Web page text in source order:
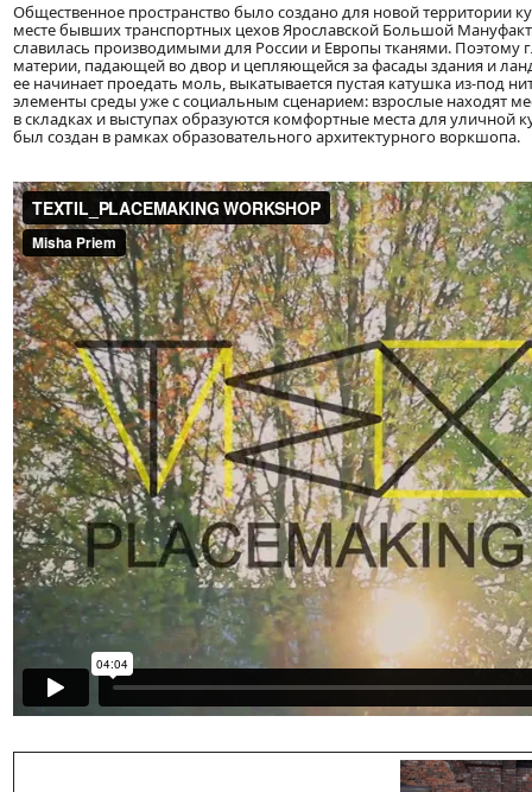
Общественное пространство было создано для новой территории
месте бывших транспортных цехов Ярославской Большой
славилась производимыми для России и Европы тканями. Поэтому
материи, падающей во двор и цепляющейся за фасады здания и
ее начинает проедать моль, выкатывается пустая катушка из-под
элементы среды уже с социальным сценарием: взрослые находят
в складках и выступах образуются комфортные места для уличной
был создан в рамках образовательного архитектурного воркшопа.